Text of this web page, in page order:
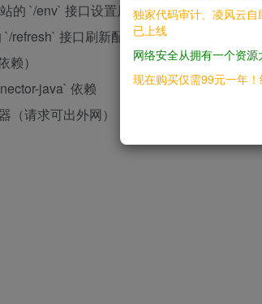
的 `/env` 接口设置属性
refresh` 接口刷新配置（存在
赖）
java` 依赖
（请求可出外网）
独家代码审计、凌风云
已上线
网络安全从拥有一个资源
现在购买仅需99元一年！